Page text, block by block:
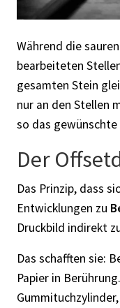
Während die
bearbeiteten
gesamten Stein
nur an den Stellen
so das gewünschte
Der
Das Prinzip, dass
Entwicklungen zu
Druckbild indirekt
Das schafften sie:
Papier in